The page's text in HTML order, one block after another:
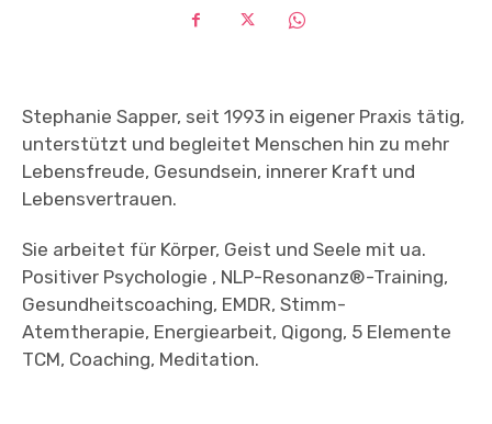
Stephanie Sapper, seit 1993 in eigener Praxis tätig,
unterstützt und begleitet Menschen hin zu mehr
Lebensfreude, Gesundsein, innerer Kraft und
Lebensvertrauen.
Sie arbeitet für Körper, Geist und Seele mit ua.
Positiver Psychologie , NLP-Resonanz®-Training,
Gesundheitscoaching, EMDR, Stimm-
Atemtherapie, Energiearbeit, Qigong, 5 Elemente
TCM, Coaching, Meditation.